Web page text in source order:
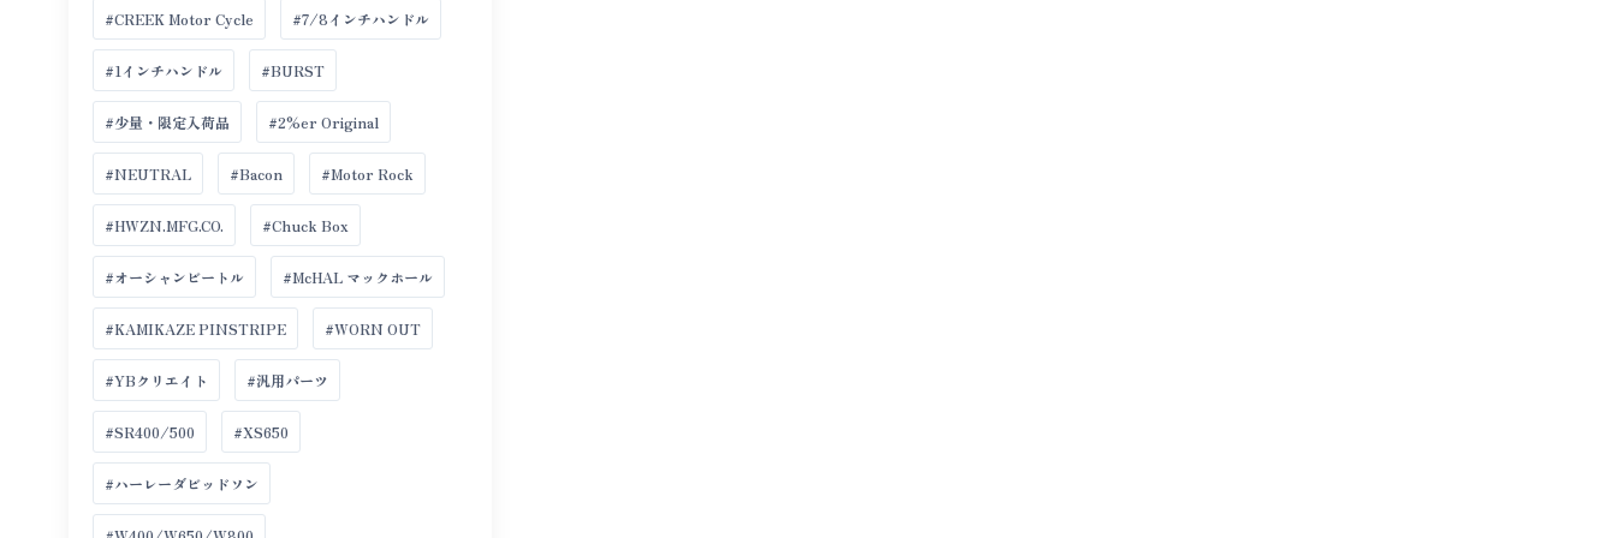
#CREEK Motor Cycle #7/8インチハンドル
#1インチハンドル #BURST
#少量・限定入荷品 #2%er Original
#NEUTRAL #Bacon #Motor Rock
#HWZN.MFG.CO. #Chuck Box
#オーシャンビートル #McHAL マックホール
#KAMIKAZE PINSTRIPE #WORN OUT
#YBクリエイト #汎用パーツ
#SR400/500 #XS650
#ハーレーダビッドソン